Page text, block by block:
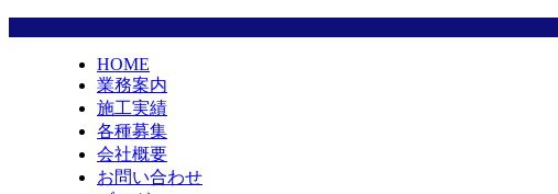
HOME
業務案内
施工実績
各種募集
会社概要
お問い合わせ